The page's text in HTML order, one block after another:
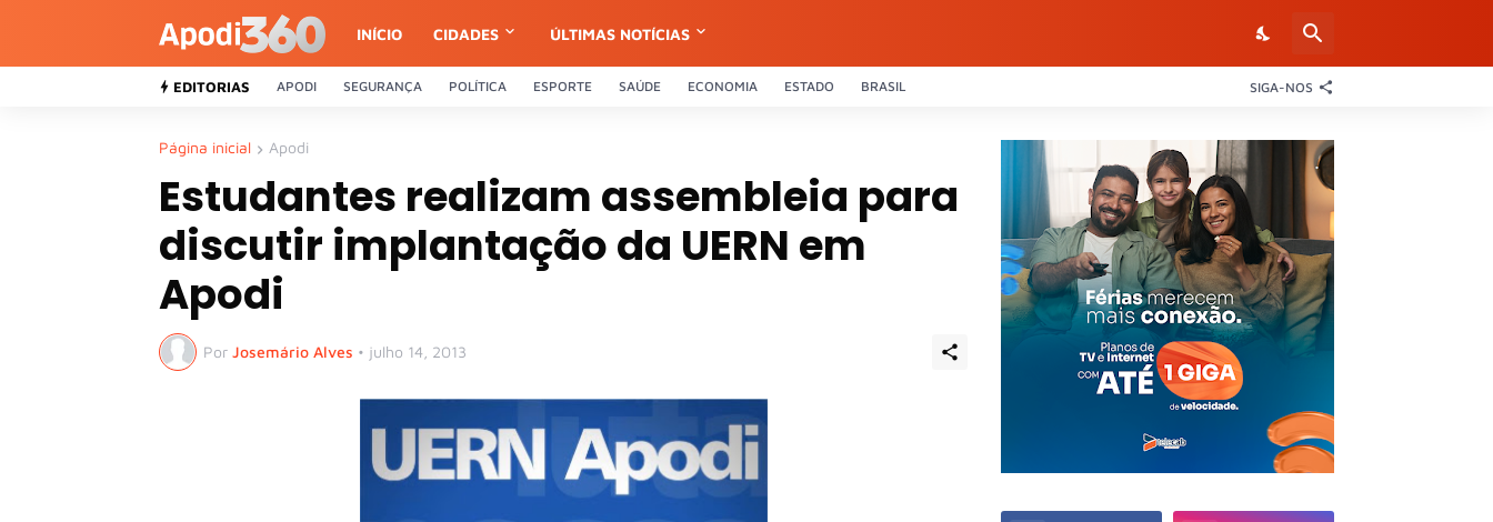
INÍCIO CIDADES ÚLTIMAS NOTÍCIAS
EDITORIAS APODI SEGURANÇA POLÍTICA ESPORTE SAÚDE ECONOMIA ESTADO BRASIL SIGA-NOS
Página inicial Apodi
Estudantes realizam assembleia para
discutir implantação da UERN em
Apodi
Por Josemário Alves • julho 14, 2013